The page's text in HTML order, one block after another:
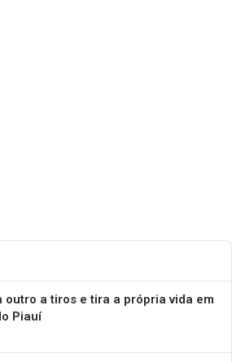
outro a tiros e tira a própria vida em
Piauí